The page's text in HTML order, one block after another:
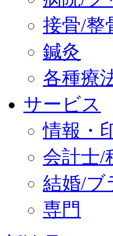
接骨/整
鍼灸
各種療
サービス
情報・
会計士/
結婚/ブ
専門